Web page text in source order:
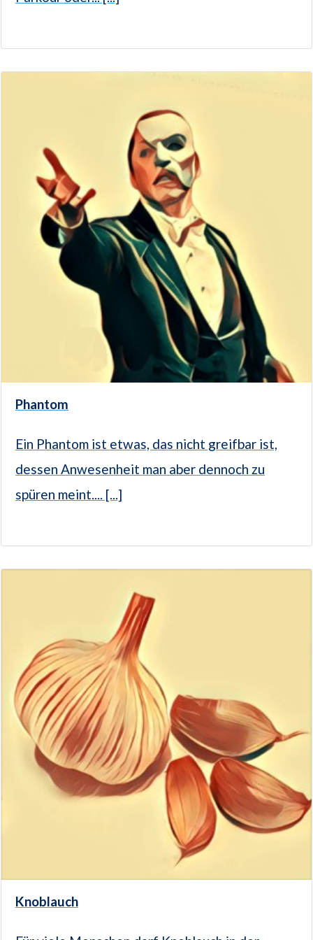
Phantom
Ein Phantom ist etwas, das nicht greifbar ist,
dessen Anwesenheit man aber dennoch zu
spüren meint.... [...]
Knoblauch